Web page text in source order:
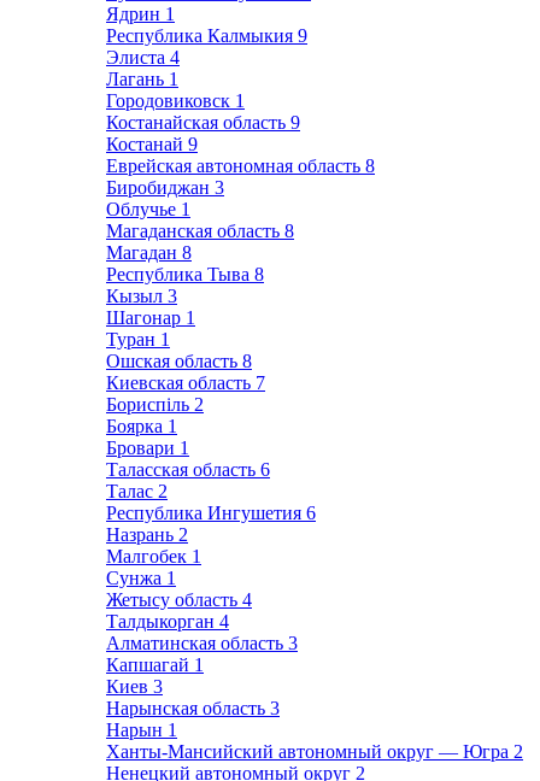
Ядрин 1
Республика Калмыкия 9
Элиста 4
Лагань 1
Городовиковск 1
Костанайская область 9
Костанай 9
Еврейская автономная область 8
Биробиджан 3
Облучье 1
Магаданская область 8
Магадан 8
Республика Тыва 8
Кызыл 3
Шагонар 1
Туран 1
Ошская область 8
Киевская область 7
Бориспіль 2
Боярка 1
Бровари 1
Таласская область 6
Талас 2
Республика Ингушетия 6
Назрань 2
Малгобек 1
Сунжа 1
Жетысу область 4
Талдыкорган 4
Алматинская область 3
Капшагай 1
Киев 3
Нарынская область 3
Нарын 1
Ханты-Мансийский автономный округ — Югра 2
Ненецкий автономный округ 2